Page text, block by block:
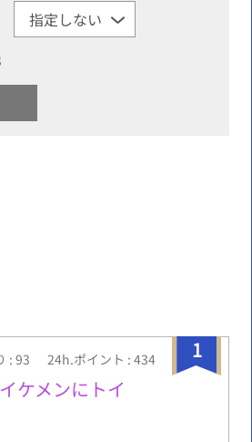
1
: 93 24h.ポイント : 434
ケメンにトイ